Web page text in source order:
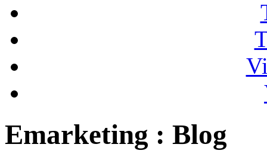
Emarketing : Blog